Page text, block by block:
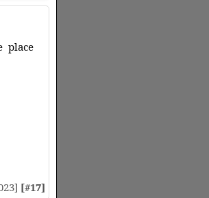
place
[#17]